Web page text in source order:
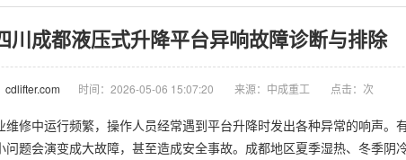
川成都液压式升降平台异响故障诊断与排除
cdlifter.com 时间：2026-05-06 15:07:20 来源：中成重工 点击： 次
修中运行频繁，操作人员经常遇到平台升降时发出各种异常的响声。
题会演变成大故障，甚至造成安全事故。成都地区夏季湿热、冬季阴